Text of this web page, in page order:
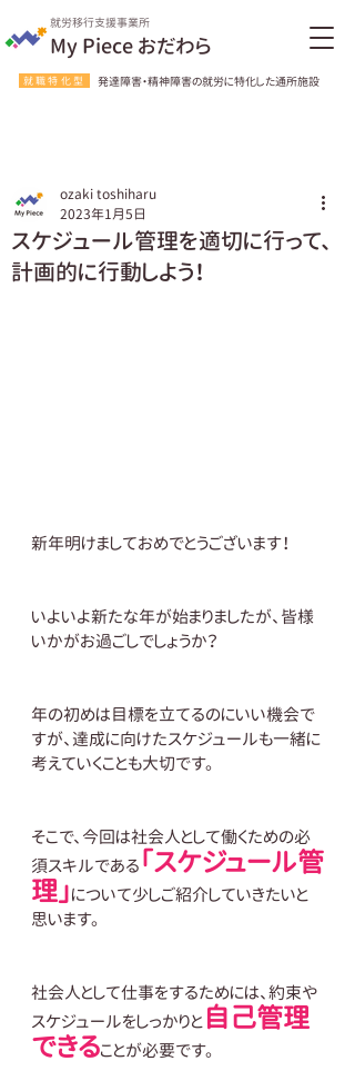
就労移行支援事業所
My Piece おだわら
就職特化型 発達障害・精神障害の就労に特化した通所施設
スケジュール管理を適切に行って、
計画的に行動しよう！
ozaki toshiharu
2023年1月5日
新年明けましておめでとうございます！
いよいよ新たな年が始まりましたが、皆様
いかがお過ごしでしょうか？
年の初めは目標を立てるのにいい機会で
すが、達成に向けたスケジュールも一緒に
考えていくことも大切です。
そこで、今回は社会人として働くための必
須スキルである「スケジュール管
理」について少しご紹介していきたいと
思います。
社会人として仕事をするためには、約束や
スケジュールをしっかりと自己管理
できることが必要です。